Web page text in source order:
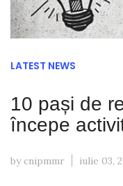
LATEST NEWS
10 pași de
începe
by cnipmmr iulie 03,